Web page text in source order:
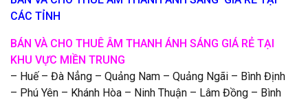
CÁC TỈNH
BÁN VÀ CHO THUÊ ÂM THANH ÁNH SÁNG GIÁ RẺ TẠI
KHU VỰC MIỀN TRUNG
– Huế – Đà Nẳng – Quảng Nam – Quảng Ngãi – Bình Định
– Phú Yên – Khánh Hòa – Ninh Thuận – Lâm Đồng – Bình